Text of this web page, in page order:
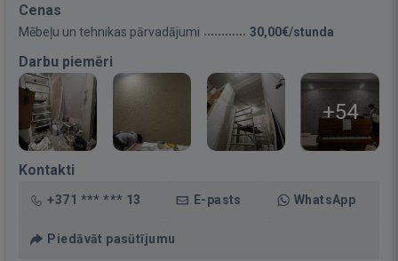
Cenas
Mēbeļu un tehnikas pārvadājumi 30,00€/stunda
Darbu piemēri
+54
Kontakti
+371 *** *** 13 E-pasts WhatsApp
Piedāvāt pasūtījumu